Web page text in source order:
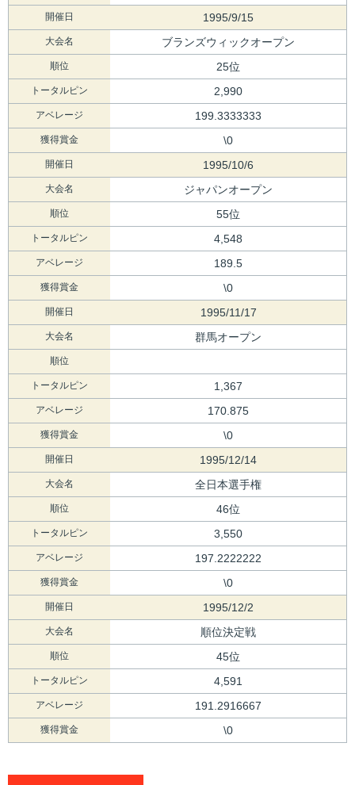
開催日 1995/9/15
大会名 ブランズウィックオープン
順位 25位
トータルピン 2,990
アベレージ 199.3333333
獲得賞金 \0
開催日 1995/10/6
大会名 ジャパンオープン
順位 55位
トータルピン 4,548
アベレージ 189.5
獲得賞金 \0
開催日 1995/11/17
大会名 群馬オープン
順位
トータルピン 1,367
アベレージ 170.875
獲得賞金 \0
開催日 1995/12/14
大会名 全日本選手権
順位 46位
トータルピン 3,550
アベレージ 197.2222222
獲得賞金 \0
開催日 1995/12/2
大会名 順位決定戦
順位 45位
トータルピン 4,591
アベレージ 191.2916667
獲得賞金 \0